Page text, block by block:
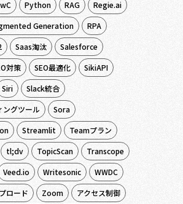
Python RAG
Regie.ai
Generation
RPA
Saas淘汰
Salesforce
対策 SEO最適化
SikiAPI
Siri
Slack統合
ングツール
Sora
Streamlit
Teamプラン
tl;dv TopicScan
Transcope
Veed.io Writesonic
WWDC
ロード
Zoom
アクセス制御